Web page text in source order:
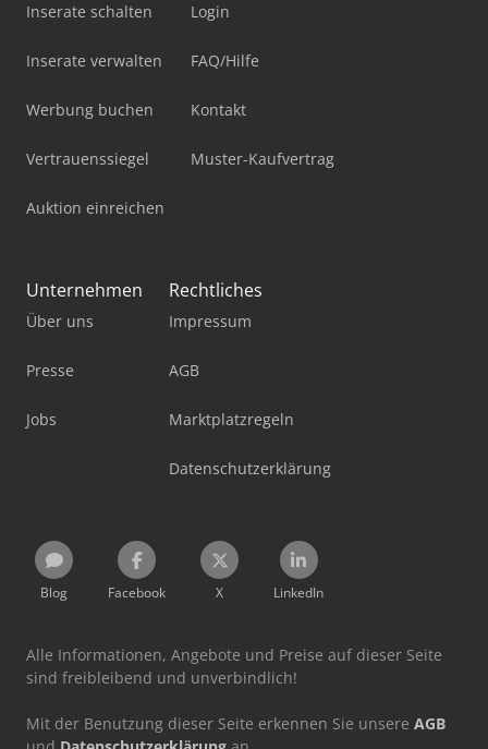
Inserate schalten
Inserate verwalten
Werbung buchen
Vertrauenssiegel
Auktion einreichen
Login
FAQ/Hilfe
Kontakt
Muster-Kaufvertrag
Unternehmen
Über uns
Presse
Jobs
Rechtliches
Impressum
AGB
Marktplatzregeln
Datenschutzerklärung
Blog Facebook X LinkedIn
Alle Informationen, Angebote und Preise auf dieser Seite
sind freibleibend und unverbindlich!
Mit der Benutzung dieser Seite erkennen Sie unsere AGB